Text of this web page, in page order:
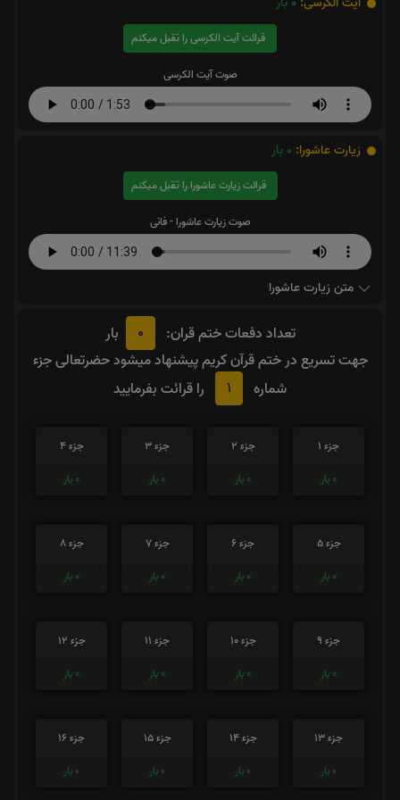
قرائت آیت الکرسی را تقبل میکنم
صوت آیت الکرسی
زیارت عاشورا: 0 بار
قرائت زیارت عاشورا را تقبل میکنم
صوت زیارت عاشورا - فانی
متن زیارت عاشورا
تعداد دفعات ختم قران: 0
بار
جهت تسریع در ختم قرآن کریم پیشنهاد میشود حضرتعالی جزء
شماره
1 را قرائت بفرمایید
جزء 1
0 بار
جزء 2
0 بار
جزء 3
0 بار
جزء 4
0 بار
جزء 5
0 بار
جزء 6
0 بار
جزء 7
0 بار
جزء 8
0 بار
جزء 9
0 بار
جزء 10
0 بار
جزء 11
0 بار
جزء 12
0 بار
جزء 13
0 بار
جزء 14
0 بار
جزء 15
0 بار
جزء 16
0 بار